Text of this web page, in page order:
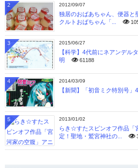
2012/09/07
独居のおばあちゃん、便器
クルトおばちゃん「...
2
2015/06/27
【科学】4代前にネアンデル
明
61188
3
2014/03/09
【新聞】「初音ミク特別号」
4
2013/01/02
らき☆すたスピンオフ作品「
定！聖地・鷲宮神社の...
5